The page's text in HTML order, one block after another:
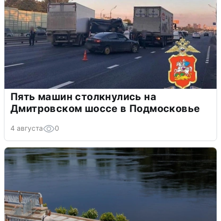
Пять машин столкнулись на
Дмитровском шоссе в Подмосковье
4 августа 0